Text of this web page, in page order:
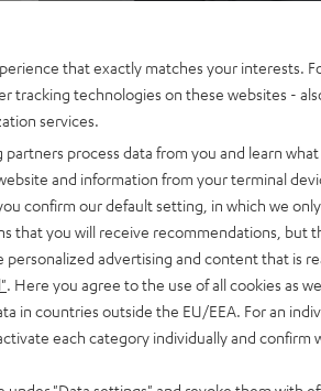
that exactly matches your interests.
tracking technologies on these websites -
services.
process data from you and learn
and information from your terminal
you confirm our default setting, in which we only
that you will receive recommendations, but
personalized advertising and content that is
. Here you agree to the use of all cookies as
in countries outside the EU/EEA. For an
each category individually and confirm